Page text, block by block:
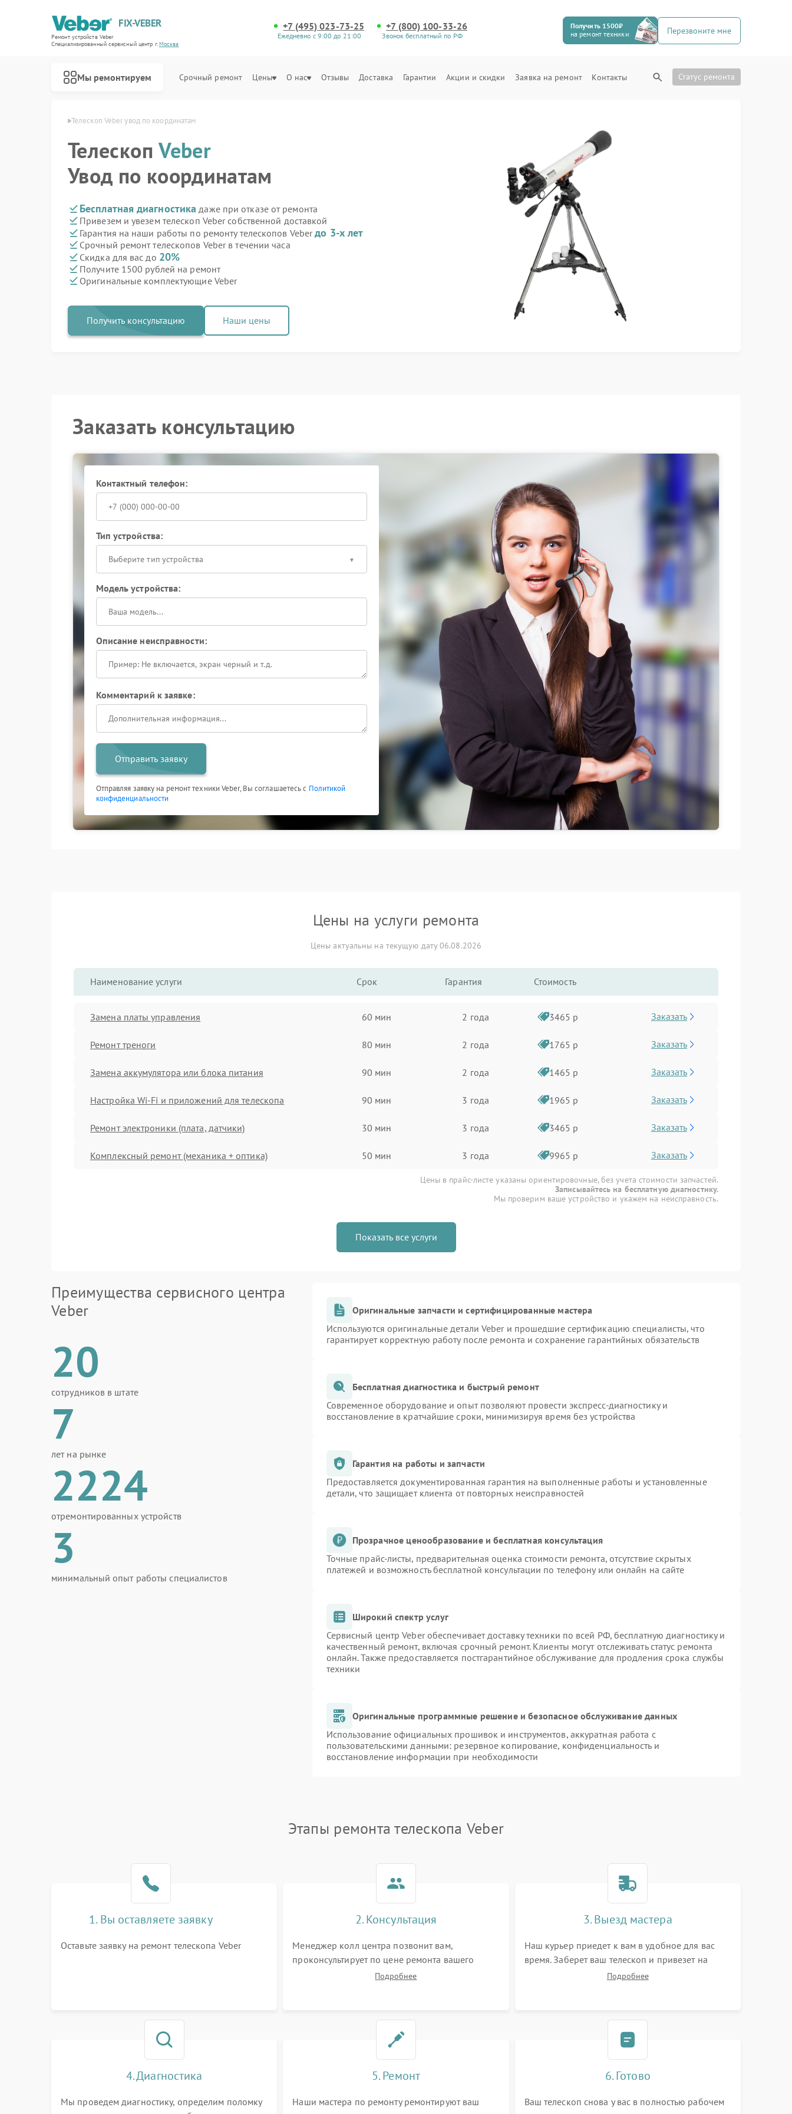
FIX-VEBER
Ремонт устройств Veber
Специализированный cервисный центр г.Москва
+7 (495) 023-73-25
Ежедневно с 9:00 до 21:00
+7 (800) 100-33-26
Звонок бесплатный по РФ
Получить 1500₽
на ремонт техники
Перезвоните мне
Мы ремонтируем Срочный ремонт Цены О нас Отзывы Доставка Гарантии Акции и скидки Заявка на ремонт Контакты Статус ремонта
Телескоп Veber увод по координатам
ТелескопVeber
Увод по координатам
Бесплатная диагностика даже при отказе от ремонта
Привезем и увезем телескоп Veber собственной доставкой
Гарантия на наши работы по ремонту телескопов Veberдо 3-х лет
Срочный ремонт телескопов Veber в течении часа
Скидка для вас до 20%
Получите 1500 рублей на ремонт
Оригинальные комплектующие Veber
Получить консультацию Наши цены
Заказать консультацию
Контактный телефон:
Тип устройства:
Выберите тип устройства
Модель устройства:
Описание неисправности:
Комментарий к заявке:
Отправить заявку
Отправляя заявку на ремонт техники Veber, Вы соглашаетесь с Политикой
конфиденциальности
Цены на услуги ремонта
Цены актуальны на текущую дату 06.08.2026
Наименование услуги Срок Гарантия Стоимость
Замена платы управления 60 мин 2 года 3465 р Заказать
Ремонт треноги 80 мин 2 года 1765 р Заказать
Замена аккумулятора или блока питания 90 мин 2 года 1465 р Заказать
Настройка Wi-Fi и приложений для телескопа 90 мин 3 года 1965 р Заказать
Ремонт электроники (плата, датчики) 30 мин 3 года 3465 р Заказать
Комплексный ремонт (механика + оптика) 50 мин 3 года 9965 р Заказать
Цены в прайс-листе указаны ориентировочные, без учета стоимости запчастей.
Записывайтесь на бесплатную диагностику.
Мы проверим ваше устройство и укажем на неисправность.
Показать все услуги
Преимущества сервисного центра
Veber
20
сотрудников в штате
7
лет на рынке
2224
отремонтированных устройств
3
минимальный опыт работы специалистов
Оригинальные запчасти и сертифицированные мастера
Используются оригинальные детали Veber и прошедшие сертификацию специалисты, что
гарантирует корректную работу после ремонта и сохранение гарантийных обязательств
Бесплатная диагностика и быстрый ремонт
Современное оборудование и опыт позволяют провести экспресс-диагностику и
восстановление в кратчайшие сроки, минимизируя время без устройства
Гарантия на работы и запчасти
Предоставляется документированная гарантия на выполненные работы и установленные
детали, что защищает клиента от повторных неисправностей
Прозрачное ценообразование и бесплатная консультация
Точные прайс-листы, предварительная оценка стоимости ремонта, отсутствие скрытых
платежей и возможность бесплатной консультации по телефону или онлайн на сайте
Широкий спектр услуг
Сервисный центр Veber обеспечивает доставку техники по всей РФ, бесплатную диагностику и
качественный ремонт, включая срочный ремонт. Клиенты могут отслеживать статус ремонта
онлайн. Также предоставляется постгарантийное обслуживание для продления срока службы
техники
Оригинальные программные решение и безопасное обслуживание данных
Использование официальных прошивок и инструментов, аккуратная работа с
пользовательскими данными: резервное копирование, конфиденциальность и
восстановление информации при необходимости
Этапы ремонта телескопа Veber
1. Вы оставляете заявку
Оставьте заявку на ремонт телескопа Veber
2. Консультация
Менеджер колл центра позвонит вам,
проконсультирует по цене ремонта вашего
телескопа а также ответит на все ваши вопросы.
Подробнее
3. Выезд мастера
Наш курьер приедет к вам в удобное для вас
время. Заберет ваш телескоп и привезет на
склад для диагностики.Подробнее
4. Диагностика
Мы проведем диагностику, определим поломку
5. Ремонт
Наши мастера по ремонту ремонтируют ваш
6. Готово
Ваш телескоп снова у вас в полностью рабочем